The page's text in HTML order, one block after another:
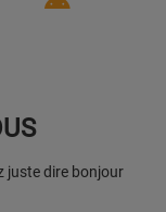
juste dire bonjour